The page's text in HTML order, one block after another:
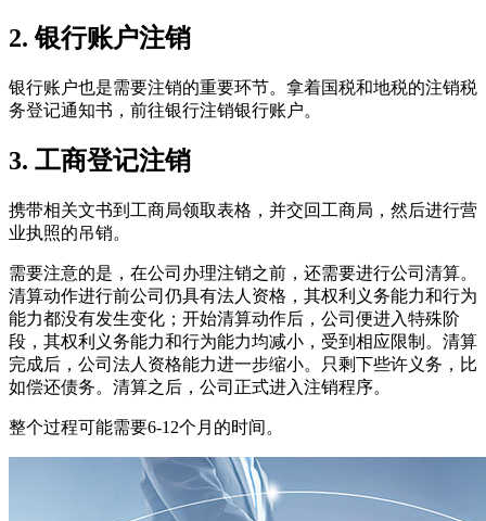
2. 银行账户注销
银行账户也是需要注销的重要环节。拿着国税和地税的注销税
务登记通知书，前往银行注销银行账户。
3. 工商登记注销
携带相关文书到工商局领取表格，并交回工商局，然后进行营
业执照的吊销。
需要注意的是，在公司办理注销之前，还需要进行公司清算。
清算动作进行前公司仍具有法人资格，其权利义务能力和行为
能力都没有发生变化；开始清算动作后，公司便进入特殊阶
段，其权利义务能力和行为能力均减小，受到相应限制。清算
完成后，公司法人资格能力进一步缩小。只剩下些许义务，比
如偿还债务。清算之后，公司正式进入注销程序。
整个过程可能需要6-12个月的时间。